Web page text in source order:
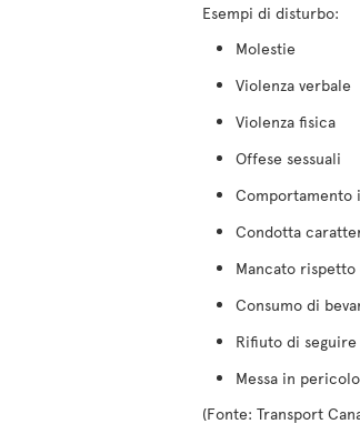
Esempi di disturbo:
Molestie
Violenza verbale
Violenza fisica
Offese sessuali
Condotta
Mancato
Consumo di
Rifiuto di
Messa in
(Fonte: Transport